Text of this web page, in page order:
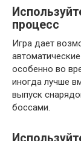
процесс
Игра дает
особенно во
иногда лучше
выпуск
боссами.